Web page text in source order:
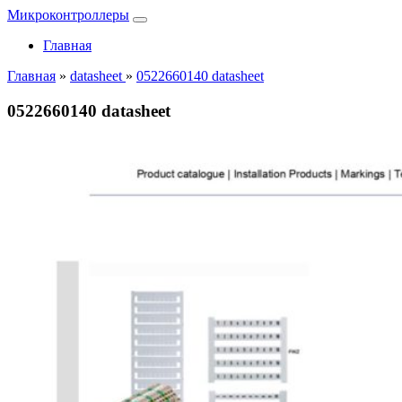
Микроконтроллеры
Главная
Главная » datasheet » 0522660140 datasheet
0522660140 datasheet